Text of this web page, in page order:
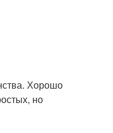
Хорошо
но